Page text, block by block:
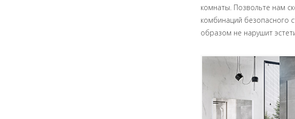
комнаты. Позвольте нам
комбинаций безопасного
образом не нарушит